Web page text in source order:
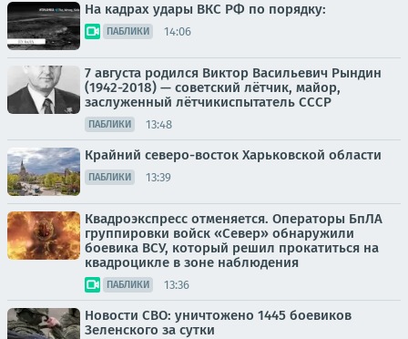
На кадрах удары ВКС РФ по порядку:
ПАБЛИКИ 14:06
7 августа родился Виктор Васильевич Рындин
(1942-2018) — советский лётчик, майор,
заслуженный лётчикиспытатель СССР
ПАБЛИКИ 13:48
Крайний северо-восток Харьковской области
ПАБЛИКИ 13:39
Квадроэкспресс отменяется. Операторы БпЛА
группировки войск «Север» обнаружили
боевика ВСУ, который решил прокатиться на
квадроцикле в зоне наблюдения
ПАБЛИКИ 13:36
Новости СВО: уничтожено 1445 боевиков
Зеленского за сутки